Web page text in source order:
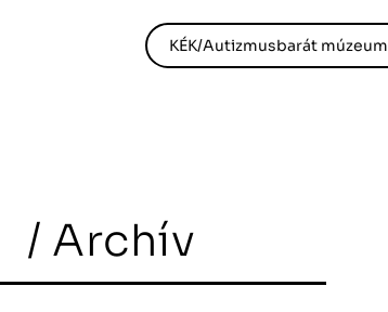
KÉK/Autizmusbarát múzeum
/ Archív